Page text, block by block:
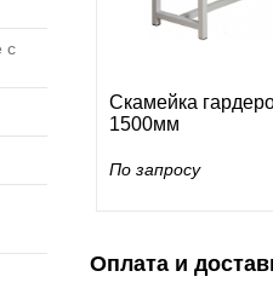
с
Скамейка
1500мм
По запросу
Оплата и